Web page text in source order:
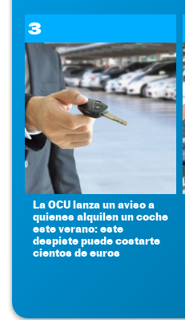
3
La OCU lanza un aviso a
quienes alquilen un coche
este verano: este
despiste puede costarte
cientos de euros